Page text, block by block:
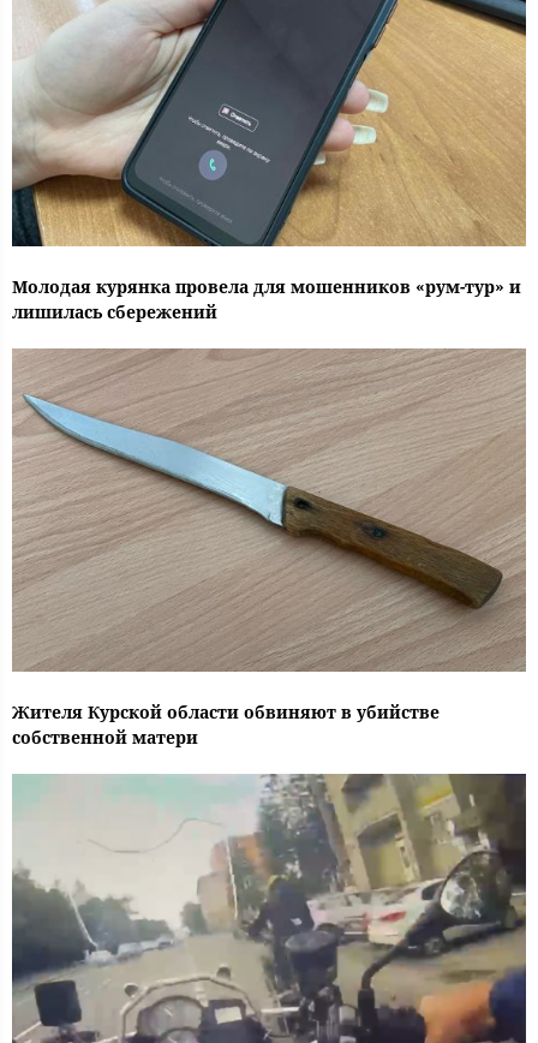
Молодая курянка провела для мошенников «рум-тур» и
лишилась сбережений
Жителя Курской области обвиняют в убийстве
собственной матери